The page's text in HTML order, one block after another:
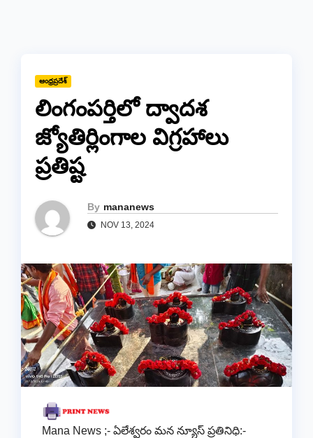
ఆంధ్రప్రదేశ్
లింగంపర్తిలో ద్వాదశ
జ్యోతిర్లింగాల విగ్రహాలు
ప్రతిష్ట
By mananews
NOV 13, 2024
Mana News ;- ఏలేశ్వరం మన న్యూస్ ప్రతినిధి:-